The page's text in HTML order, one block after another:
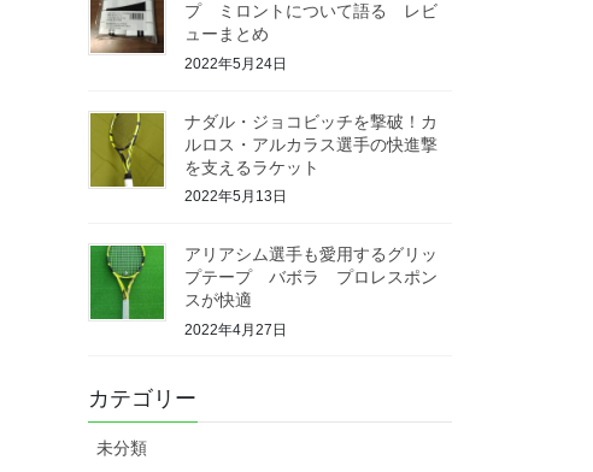
プ ミロントについて語る レビ
ューまとめ
2022年5月24日
ナダル・ジョコビッチを撃破！カ
ルロス・アルカラス選手の快進撃
を支えるラケット
2022年5月13日
アリアシム選手も愛用するグリッ
プテープ バボラ プロレスポン
スが快適
2022年4月27日
カテゴリー
未分類